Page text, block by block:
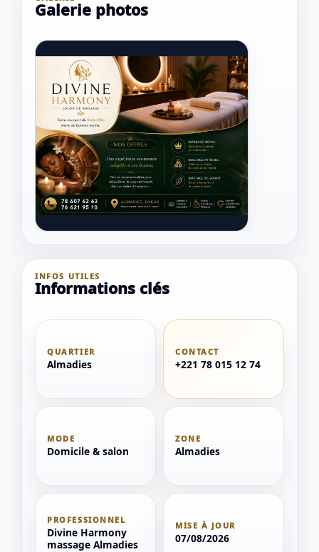
Galerie photos
INFOS UTILES
Informations clés
QUARTIER
Almadies
CONTACT
+221 78 015 12 74
MODE
Domicile & salon
ZONE
Almadies
PROFESSIONNEL
Divine Harmony
massage Almadies
MISE À JOUR
07/08/2026